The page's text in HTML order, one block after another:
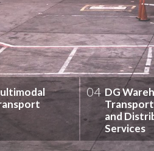
04